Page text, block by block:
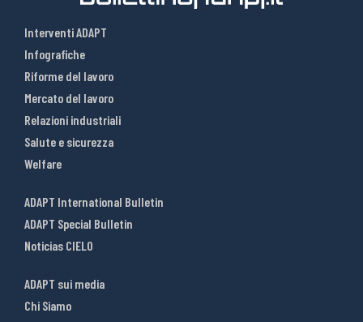
Interventi ADAPT
Infografiche
Riforme del lavoro
Mercato del lavoro
Relazioni industriali
Salute e sicurezza
Welfare
ADAPT International Bulletin
ADAPT Special Bulletin
Noticias CIELO
ADAPT sui media
Chi Siamo